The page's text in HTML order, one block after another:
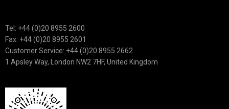
Tel: +44 (0)20 8955 2600
Fax: +44 (0)20 8955 2601
Customer Service: +44 (0)20 8955 2662
1 Apsley Way, London NW2 7HF, United Kingdom